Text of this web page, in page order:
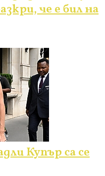
че е бил на
Купър са се